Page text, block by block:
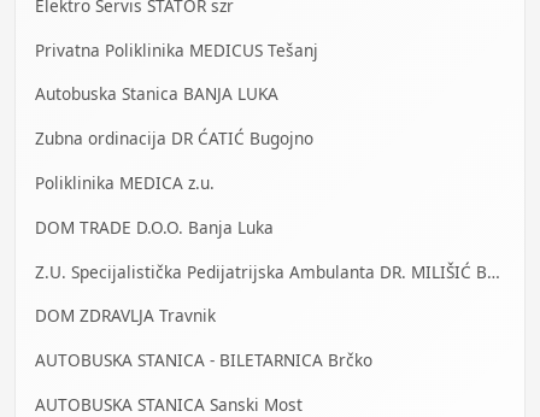
Elektro Servis STATOR szr
Privatna Poliklinika MEDICUS Tešanj
Autobuska Stanica BANJA LUKA
Zubna ordinacija DR ĆATIĆ Bugojno
Poliklinika MEDICA z.u.
DOM TRADE D.O.O. Banja Luka
Z.U. Specijalistička Pedijatrijska Ambulanta DR. MILIŠIĆ Banja Luka
DOM ZDRAVLJA Travnik
AUTOBUSKA STANICA - BILETARNICA Brčko
AUTOBUSKA STANICA Sanski Most